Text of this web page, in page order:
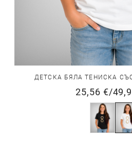
ДЕТСКА БЯЛА ТЕНИСКА
25,56 €/